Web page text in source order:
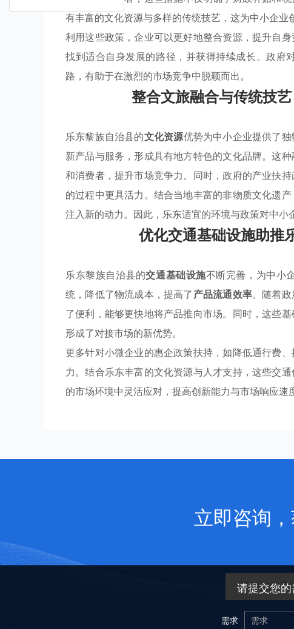
有丰富的文化资源与多样的传统技艺，这为中小企业
利用这些政策，企业可以更好地整合资源，提升自
找到适合自身发展的路径，并获得持续成长。政府
路，有助于在激烈的市场竞争中脱颖而出。
整合文旅融合与传统技
乐东黎族自治县的文化资源优势为中小企业提供了
新产品与服务，形成具有地方特色的文化品牌。这
和消费者，提升市场竞争力。同时，政府的产业扶
的过程中更具活力。结合当地丰富的非物质文化遗
注入新的动力。因此，乐东适宜的环境与政策对中小
优化交通基础设施助推
乐东黎族自治县的交通基础设施不断完善，为中小
统，降低了物流成本，提高了产品流通效率。随着
了便利，能够更快地将产品推向市场。同时，这些
形成了对接市场的新优势。
更多针对小微企业的惠企政策扶持，如降低通行费
力。结合乐东丰富的文化资源与人才支持，这些交
的市场环境中灵活应对，提高创新能力与市场响应速
请提交您
需求
立即咨询